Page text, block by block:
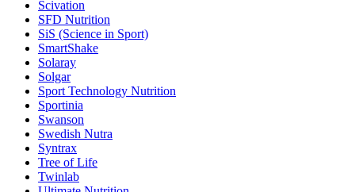
Scivation
SFD Nutrition
SiS (Science in Sport)
SmartShake
Solaray
Solgar
Sport Technology Nutrition
Sportinia
Swanson
Swedish Nutra
Syntrax
Tree of Life
Twinlab